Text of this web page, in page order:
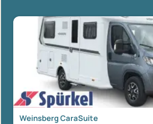
Weinsberg CaraSuite